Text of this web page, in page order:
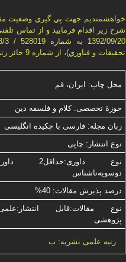
خواهشمنديم جهت پي گيري وضعيت
شرح زير اقدام فرماييد و از تماس
تحقيقات و فناوري)، از شماره 9 حائز رتبه «علمی» گرديد.
محل چاپ: ایران، قم
حوزۀ تخصصی: کلام و فلسفه دین
زبان مجله: فارسی با چكیده انگلیسی
نوع انتشار: چاپی
نوع داوری:حداقل2
دوسویه‌ناشناس
درصد پذیرش مقالات: 40%
نوع مقالات:قابل
پژوهشی
رتبه علمی نشریه: ب